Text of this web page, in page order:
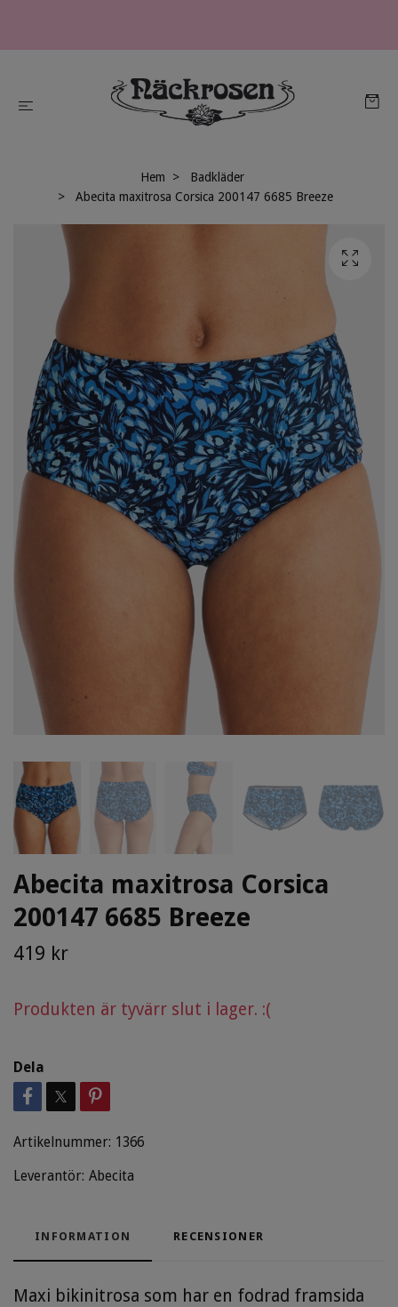
Hem
Badkläder
Abecita maxitrosa Corsica 200147 6685 Breeze
Abecita maxitrosa Corsica
200147 6685 Breeze
419 kr
Produkten är tyvärr slut i lager. :(
Dela
Artikelnummer: 1366
Leverantör: Abecita
INFORMATION RECENSIONER
Maxi bikinitrosa som har en fodrad framsida